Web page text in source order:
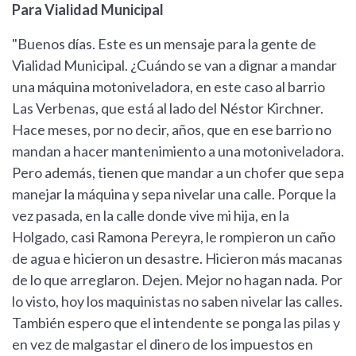
Para Vialidad Municipal
"Buenos días. Este es un mensaje para la gente de
Vialidad Municipal. ¿Cuándo se van a dignar a mandar
una máquina motoniveladora, en este caso al barrio
Las Verbenas, que está al lado del Néstor Kirchner.
Hace meses, por no decir, años, que en ese barrio no
mandan a hacer mantenimiento a una motoniveladora.
Pero además, tienen que mandar a un chofer que sepa
manejar la máquina y sepa nivelar una calle. Porque la
vez pasada, en la calle donde vive mi hija, en la
Holgado, casi Ramona Pereyra, le rompieron un caño
de agua e hicieron un desastre. Hicieron más macanas
de lo que arreglaron. Dejen. Mejor no hagan nada. Por
lo visto, hoy los maquinistas no saben nivelar las calles.
También espero que el intendente se ponga las pilas y
en vez de malgastar el dinero de los impuestos en